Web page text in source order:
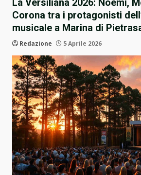
La Versiliana 2026: Noemi,
Corona tra i protagonisti
musicale a Marina di
Redazione 5 Aprile 2026